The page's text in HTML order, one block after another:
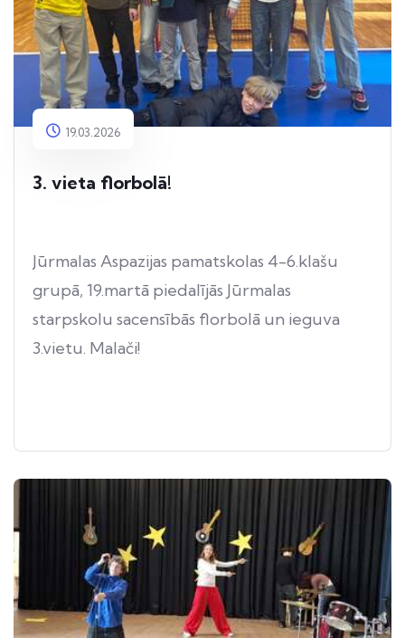
19.03.2026
3. vieta florbolā!
Jūrmalas Aspazijas pamatskolas 4-6.klašu
grupā, 19.martā piedalījās Jūrmalas
starpskolu sacensībās florbolā un ieguva
3.vietu. Malači!